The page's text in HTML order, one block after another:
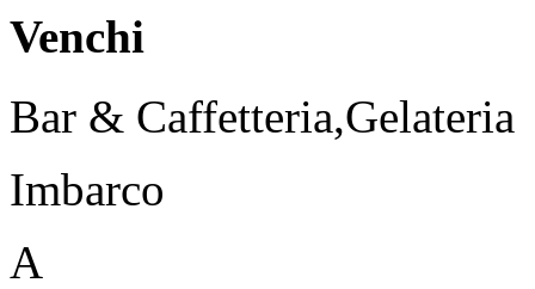
Venchi
Bar & Caffetteria,Gelateria
Imbarco
A